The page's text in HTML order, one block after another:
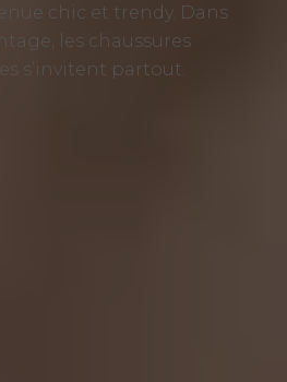
chic et trendy. Dans
les chaussures
s’invitent partout.